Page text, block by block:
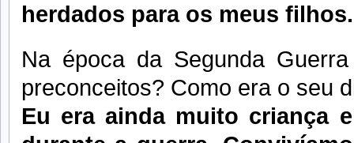
herdados para os meus filhos.
Na época da Segunda
preconceitos? Como era o seu
Eu era ainda muito criança